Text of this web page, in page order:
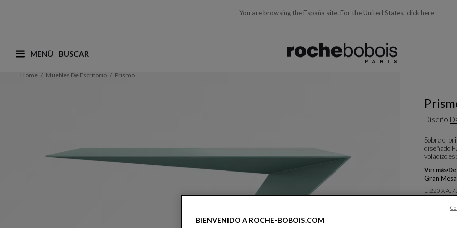
You are browsing the España site. For the United States, click here
MENÚ
¿Qué está buscando? (adaptamos las sugerencias aquí debajo acorde con lo que está buscando)
Home Muebles De Escritorio Prismo
Diseño
Sobre el
diseñado
voladizo
Ver más
Gran
L. 220 X A.
Otras
BIENVENIDO A ROCHE-BOBOIS.COM